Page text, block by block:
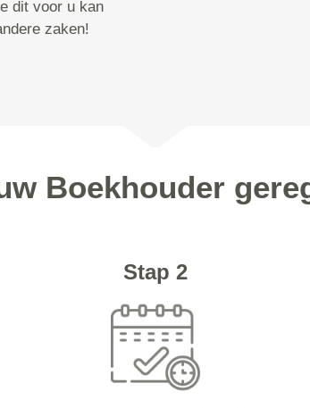
dit voor u kan
zaken!
Boekhouder
Stap 2